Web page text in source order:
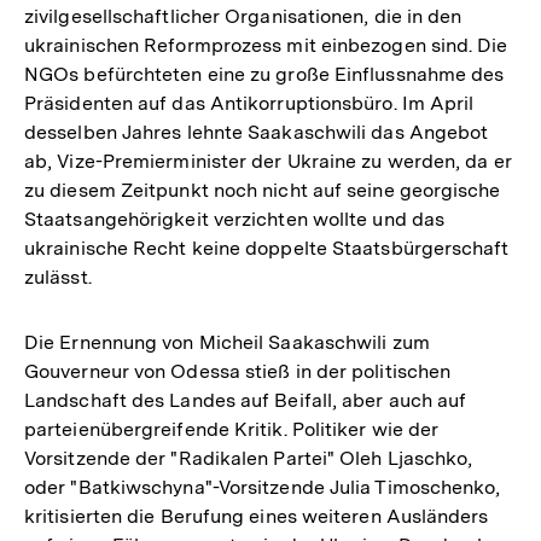
zivilgesellschaftlicher Organisationen, die in den
ukrainischen Reformprozess mit einbezogen sind. Die
NGOs befürchteten eine zu große Einflussnahme des
Präsidenten auf das Antikorruptionsbüro. Im April
desselben Jahres lehnte Saakaschwili das Angebot
ab, Vize-Premierminister der Ukraine zu werden, da er
zu diesem Zeitpunkt noch nicht auf seine georgische
Staatsangehörigkeit verzichten wollte und das
ukrainische Recht keine doppelte Staatsbürgerschaft
zulässt.
Die Ernennung von Micheil Saakaschwili zum
Gouverneur von Odessa stieß in der politischen
Landschaft des Landes auf Beifall, aber auch auf
parteienübergreifende Kritik. Politiker wie der
Vorsitzende der "Radikalen Partei" Oleh Ljaschko,
oder "Batkiwschyna"-Vorsitzende Julia Timoschenko,
kritisierten die Berufung eines weiteren Ausländers